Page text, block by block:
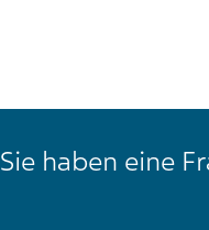
Sie haben eine